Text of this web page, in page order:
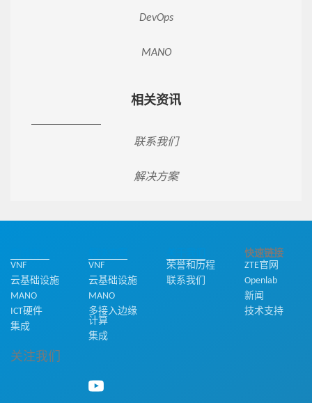
DevOps
MANO
相关资讯
联系我们
解决方案
VNF
云基础设施
MANO
ICT硬件
集成
VNF
云基础设施
MANO
多接入边缘
计算
集成
荣誉和历程
联系我们
快速链接
ZTE官网
Openlab
新闻
技术支持
关注我们